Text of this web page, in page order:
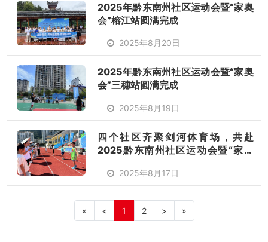
2025年黔东南州社区运动会暨“家奥
会”榕江站圆满完成
2025年8月20日
2025年黔东南州社区运动会暨“家奥
会”三穗站圆满完成
2025年8月19日
四个社区齐聚剑河体育场，共赴
2025黔东南州社区运动会暨“家奥
2025年8月17日
« < 1 2 > »